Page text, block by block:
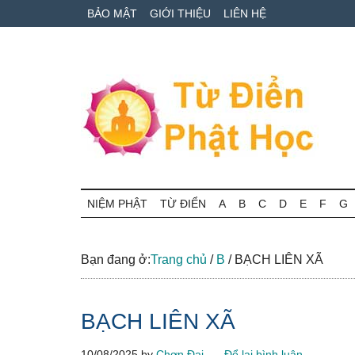
to
to
qua
BẢO MẬT GIỚI THIỆU LIÊN HỆ
Từ
điển
Phật
cứu
thuật
Phật
học
NIỆM PHẬT TỪ ĐIỂN A B C D E F G
Bạn đang ở:Trang chủ / B /BẠCH LIÊN XÃ
BẠCH LIÊN XÃ